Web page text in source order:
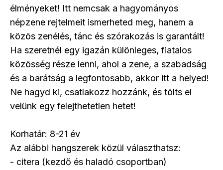
élményeket! Itt nemcsak a hagyományos
népzene rejtelmeit ismerheted meg, hanem a
közös zenélés, tánc és szórakozás is garantált!
Ha szeretnél egy igazán különleges, fiatalos
közösség része lenni, ahol a zene, a szabadság
és a barátság a legfontosabb, akkor itt a helyed!
Ne hagyd ki, csatlakozz hozzánk, és tölts el
velünk egy felejthetetlen hetet!
Korhatár: 8-21 év
Az alábbi hangszerek közül választhatsz:
- citera (kezdő és haladó csoportban)